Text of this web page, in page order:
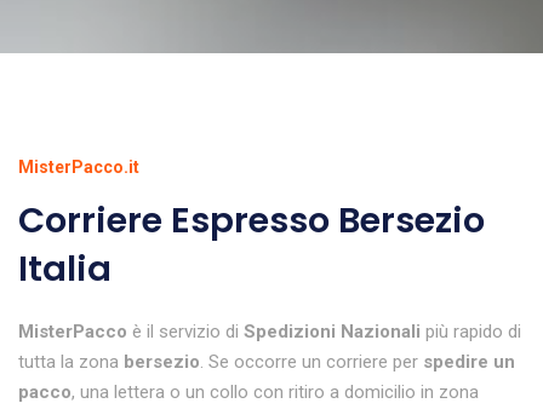
MisterPacco.it
Corriere Espresso Bersezio
Italia
MisterPacco è il servizio di Spedizioni Nazionali più rapido di
tutta la zona bersezio. Se occorre un corriere per spedire un
pacco, una lettera o un collo con ritiro a domicilio in zona